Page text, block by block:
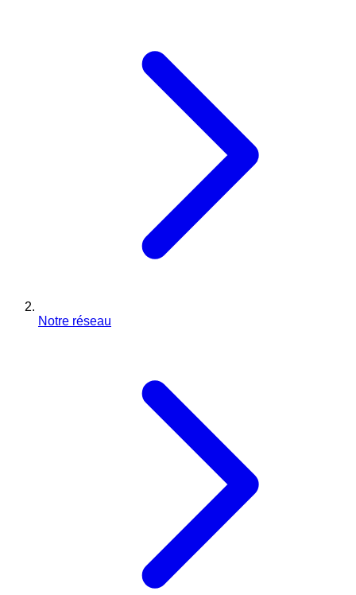
Notre réseau